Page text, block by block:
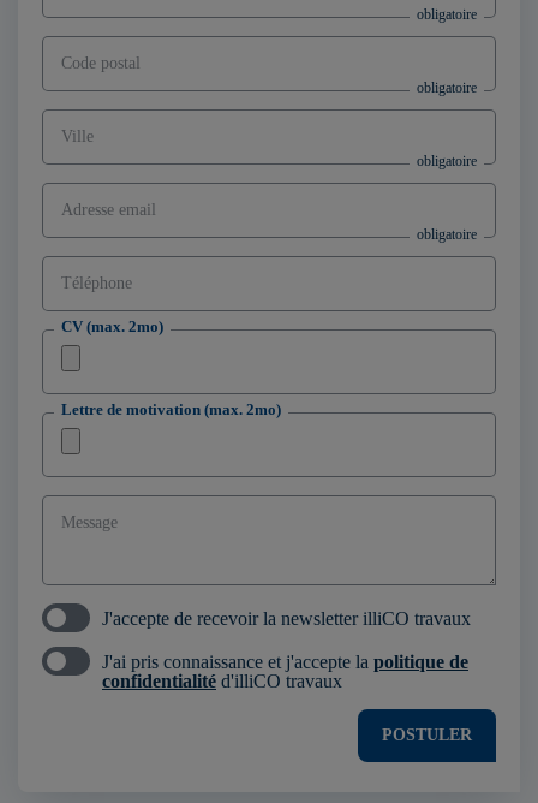
Code postal
Ville
Adresse email
Téléphone
CV (max. 2mo)
Lettre de motivation (max. 2mo)
Message
J'accepte de recevoir la newsletter illiCO travaux
J'ai pris connaissance et j'accepte la politique de
confidentialité d'illiCO travaux
POSTULER